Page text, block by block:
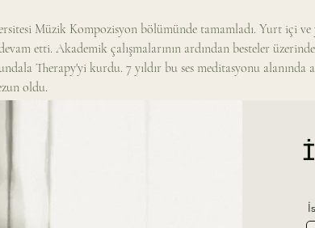
Müzik Kompozisyon bölümünde tamamladı. Yurt içi ve
etti. Akademik çalışmalarının ardından besteler
Therapy'yi kurdu. 7 yıldır bu ses meditasyonu
oldu.